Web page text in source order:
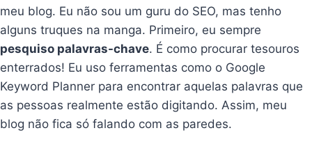
meu blog. Eu não sou um guru do SEO, mas tenho
alguns truques na manga. Primeiro, eu sempre
pesquiso palavras-chave. É como procurar tesouros
enterrados! Eu uso ferramentas como o Google
Keyword Planner para encontrar aquelas palavras que
as pessoas realmente estão digitando. Assim, meu
blog não fica só falando com as paredes.